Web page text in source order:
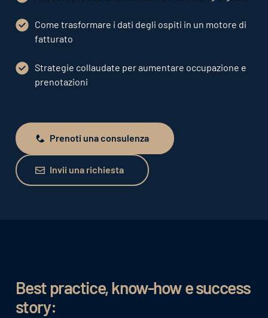
Come trasformare i dati degli ospiti in un motore di
fatturato
Strategie collaudate per aumentare occupazione e
prenotazioni
Prenoti una consulenza
Prenoti una consulenza
Invii una richiesta
Invii una richiesta
Best practice, know-how e success
story: